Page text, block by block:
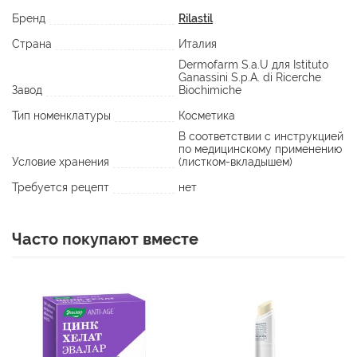
Активные компоненты:
- Солнцезащитные фильтры SPF50+ UVB 131 и UVA 53
гарантируют мощную защиту от вредного воздействия
солнечных лучей.
- Ниацинамид 5% обеспечивает фотозащиту и
реструктуризацию эпидермального барьера.
действие и восстанавливает ДНК.
антиоксидантное действие.
- Альфа-бисаболол успокаивает кожу.
Бренд
Rilastil
Страна
Италия
Завод
Dermofarm S.a.U для Istituto
Ganassini S.p.A. di Ricerche
Biochimiche
Тип номенклатуры
Косметика
Условие хранения
В соответствии с инструкцией
по медицинскому применению
(листком-вкладышем)
Требуется рецепт
нет
Часто покупают вместе